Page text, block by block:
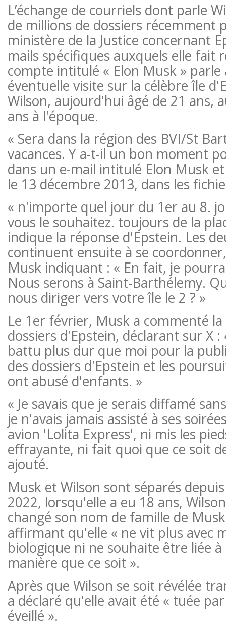
L’échange de courriels dont parle
de millions de dossiers récemment
ministère de la Justice concernant
mails spécifiques auxquels elle fait
compte intitulé « Elon Musk » parle
éventuelle visite sur la célèbre île
Wilson, aujourd'hui âgé de 21 ans,
ans à l'époque.
« Sera dans la région des BVI/St
vacances. Y a-t-il un bon moment
dans un e-mail intitulé Elon Musk
le 13 décembre 2013, dans les
« n'importe quel jour du 1er au 8.
vous le souhaitez. toujours de la
indique la réponse d'Epstein. Les
continuent ensuite à se
Musk indiquant : « En fait, je
Nous serons à Saint-Barthélemy.
nous diriger vers votre île le 2 ? »
Le 1er février, Musk a commenté
dossiers d'Epstein, déclarant sur X
battu plus dur que moi pour la
des dossiers d'Epstein et les
ont abusé d'enfants. »
« Je savais que je serais diffamé
je n'avais jamais assisté à ses
avion 'Lolita Express', ni mis les
effrayante, ni fait quoi que ce soit
ajouté.
Musk et Wilson sont séparés
2022, lorsqu'elle a eu 18 ans,
changé son nom de famille de
affirmant qu'elle « ne vit plus avec
biologique ni ne souhaite être liée
manière que ce soit ».
Après que Wilson se soit révélée
a déclaré qu'elle avait été « tuée
éveillé ».